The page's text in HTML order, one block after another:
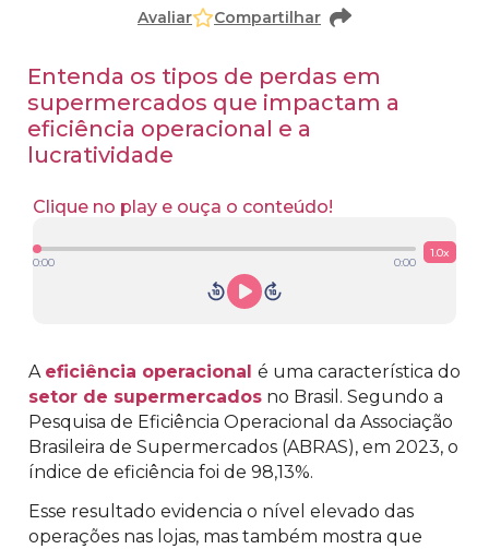
Avaliar Compartilhar
Entenda os tipos de perdas em
supermercados que impactam a
eficiência operacional e a
lucratividade
Clique no play e ouça o conteúdo!
0:00 0:00
1.0x
A eficiência operacional é uma característica do
setor de supermercados no Brasil. Segundo a
Pesquisa de Eficiência Operacional da Associação
Brasileira de Supermercados (ABRAS), em 2023, o
índice de eficiência foi de 98,13%.
Esse resultado evidencia o nível elevado das
operações nas lojas, mas também mostra que